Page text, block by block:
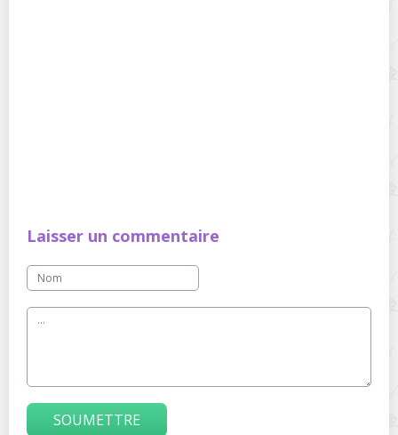
Laisser un commentaire
SOUMETTRE